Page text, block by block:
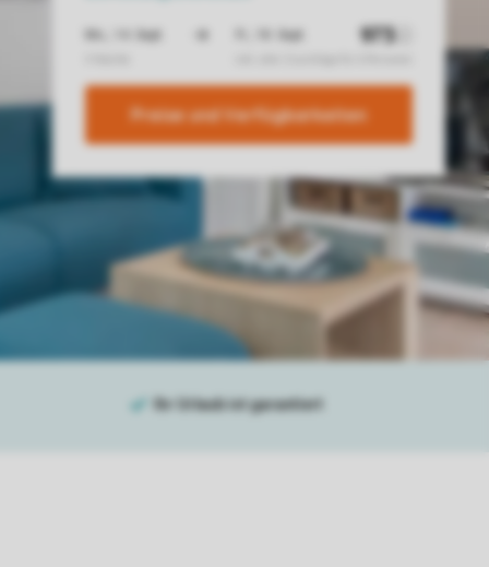
Preise und Verfügbarkeiten